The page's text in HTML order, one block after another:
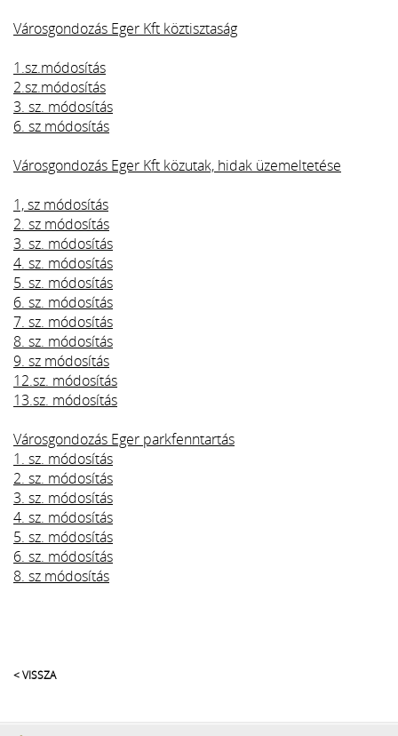
Városgondozás Eger Kft köztisztaság
1.sz.módosítás
2.sz.módosítás
3. sz. módosítás
6. sz módosítás
Városgondozás Eger Kft közutak, hidak üzemeltetése
1, sz módosítás
2. sz módosítás
3. sz. módosítás
4. sz. módosítás
5. sz. módosítás
6. sz. módosítás
7. sz. módosítás
8. sz. módosítás
9. sz módosítás
12.sz. módosítás
13.sz. módosítás
Városgondozás Eger parkfenntartás
1. sz. módosítás
2. sz. módosítás
3. sz. módosítás
4. sz. módosítás
5. sz. módosítás
6. sz. módosítás
8. sz módosítás
< VISSZA